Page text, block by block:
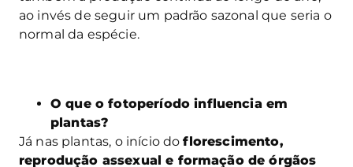
ao invés de seguir um padrão sazonal que seria o
normal da espécie.
O que o fotoperíodo influencia em
plantas?
Já nas plantas, o início doflorescimento,
reprodução assexual e formação de órgãos